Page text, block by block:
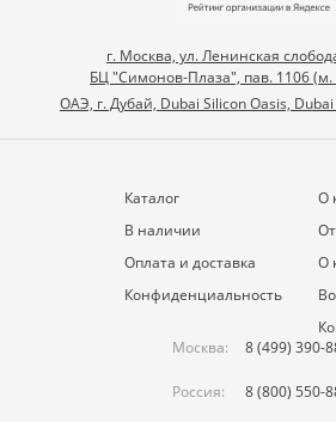
г. Москва, ул. Ленинская
БЦ "Симонов-Плаза", пав. 1106 (м.
ОАЭ, г. Дубай, Dubai Silicon Oasis,
Каталог
В наличии
Оплата и доставка
Конфиденциальность
О
О
Москва:
8 (499) 390-
Россия: 8 (800) 550-